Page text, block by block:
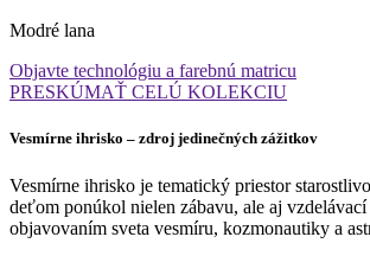
Modré lana
Objavte technológiu a farebnú matricu
PRESKÚMAŤ CELÚ KOLEKCIU
Vesmírne ihrisko – zdroj jedinečných zážitkov
Vesmírne ihrisko je tematický priestor
deťom ponúkol nielen zábavu, ale aj
objavovaním sveta vesmíru, kozmonautiky a